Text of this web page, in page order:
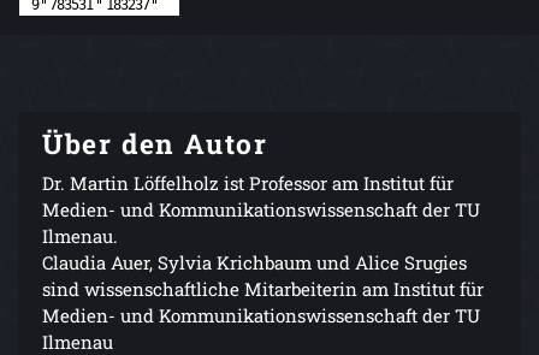
Über den Autor
Dr. Martin Löffelholz ist Professor am Institut für
Medien- und Kommunikationswissenschaft der TU
Ilmenau.
Claudia Auer, Sylvia Krichbaum und Alice Srugies
sind wissenschaftliche Mitarbeiterin am Institut für
Medien- und Kommunikationswissenschaft der TU
Ilmenau